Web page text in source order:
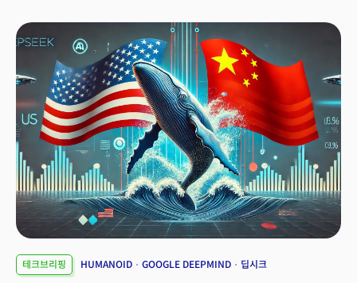
꼽힙니다.
결과물을 내놓게 되는 겁니다.머스크의 발표 이후 한국을 비롯해 미국, 중국 등
전 세계 배터리 업계가 이 방식이 적용되는 '4680 배터리'와 건식 전극 개발
계획을 앞다퉈 발표했지만, 어느 기업도 대량 생산이 가능한 건식 양극 제조
기술을 구현하지 못했다고 디인포메이션은 지적했는데요.이는 금속 입자의
크기가 다르고 서로 쌓이는 성질 때문에 균일하게 평탄화하는 것이 어렵기
때문입니다. 기존에 니켈, 망간, 코발트, 리튬이 포함된 분말에 양극재 제조공정
용매로 활용되는 엔 메틸 피돌리돈(NMP)을 섞는 대신, NMP 없이 건식 분말을
폴리테트라플루오로에틸렌(PTFE) 결합제를 사용한다는 것이 다른점입니다.
업계에서는 "달걀이나 우유 등 액체 성분 없이 케이크를 만드는 것과 같은
매우 어려운 공정"이라고 비유합니다.👉 새 배터리 혁신, 연 10억달러
비용절감이렇게 어려운 기술이 도입된다면 테슬라 입장에서는 또 하나의
혁신을 공개하게 되는 건데요. 건식공정을 사용하려는 이유는 비용
때문입니다. 머스크 CEO는 건식 전극만으로도 약 15%의 비용 절감 효과를
가져올 수 있다고 기대했는데요. 이를 테슬라의 연간 EV 생산량에 적용하면 연
기술은 2만 5000달러짜리 보급형 전기차 출시를 가능하게 할 핵심
혁신이라고 주목 받았으나 해당 모델 개발을 취소하면서 의미가 퇴색되기로
테크브리핑 HUMANOID GOOGLE DEEPMIND 딥시크